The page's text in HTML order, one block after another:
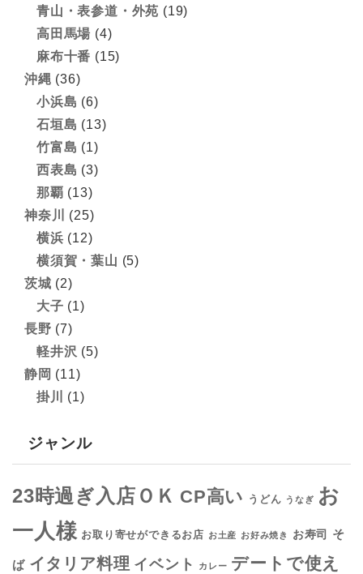
青山・表参道・外苑 (19)
高田馬場 (4)
麻布十番 (15)
沖縄 (36)
小浜島 (6)
石垣島 (13)
竹富島 (1)
西表島 (3)
那覇 (13)
神奈川
(25)
横浜 (12)
横須賀・葉山 (5)
茨城 (2)
大子 (1)
長野 (7)
軽井沢 (5)
静岡 (11)
掛川
(1)
ジャンル
23時過ぎ入店ＯＫ CP高い うどん うなぎ お
一人様 お取り寄せができるお店 お土産 お好み焼き お寿司 そ
ば イタリア料理 イベント カレー デートで使え